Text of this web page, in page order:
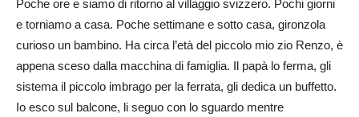
Poche ore e siamo di ritorno al villaggio svizzero. Pochi giorni
e torniamo a casa. Poche settimane e sotto casa, gironzola
curioso un bambino. Ha circa l’età del piccolo mio zio Renzo, è
appena sceso dalla macchina di famiglia. Il papà lo ferma, gli
sistema il piccolo imbrago per la ferrata, gli dedica un buffetto.
Io esco sul balcone, li seguo con lo sguardo mentre